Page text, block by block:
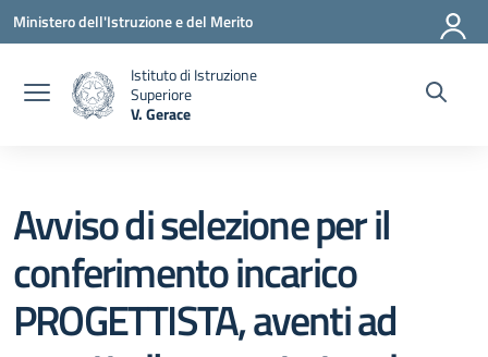
Vai ai contenuti
Vai al menu di navigazione
Vai al footer
Ministero dell'Istruzione e del Merito
Istituto di Istruzione
Superiore
V. Gerace
Avviso di selezione per il
conferimento incarico
PROGETTISTA, aventi ad